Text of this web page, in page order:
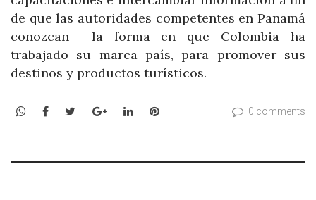
de que las autoridades competentes en Panamá
conozcan la forma en que Colombia ha
trabajado su marca país, para promover sus
destinos y productos turísticos.
WhatsApp
Facebook
TwitterGoogle+LinkedInPinterest 0 comments